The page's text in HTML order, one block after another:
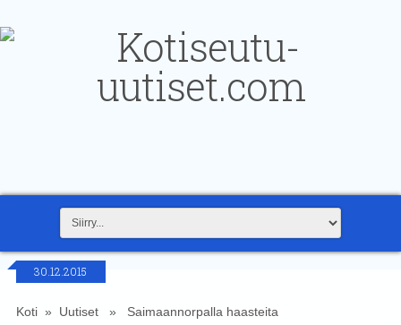
30.12.2015
Koti» Uutiset» Saimaannorpalla haasteita